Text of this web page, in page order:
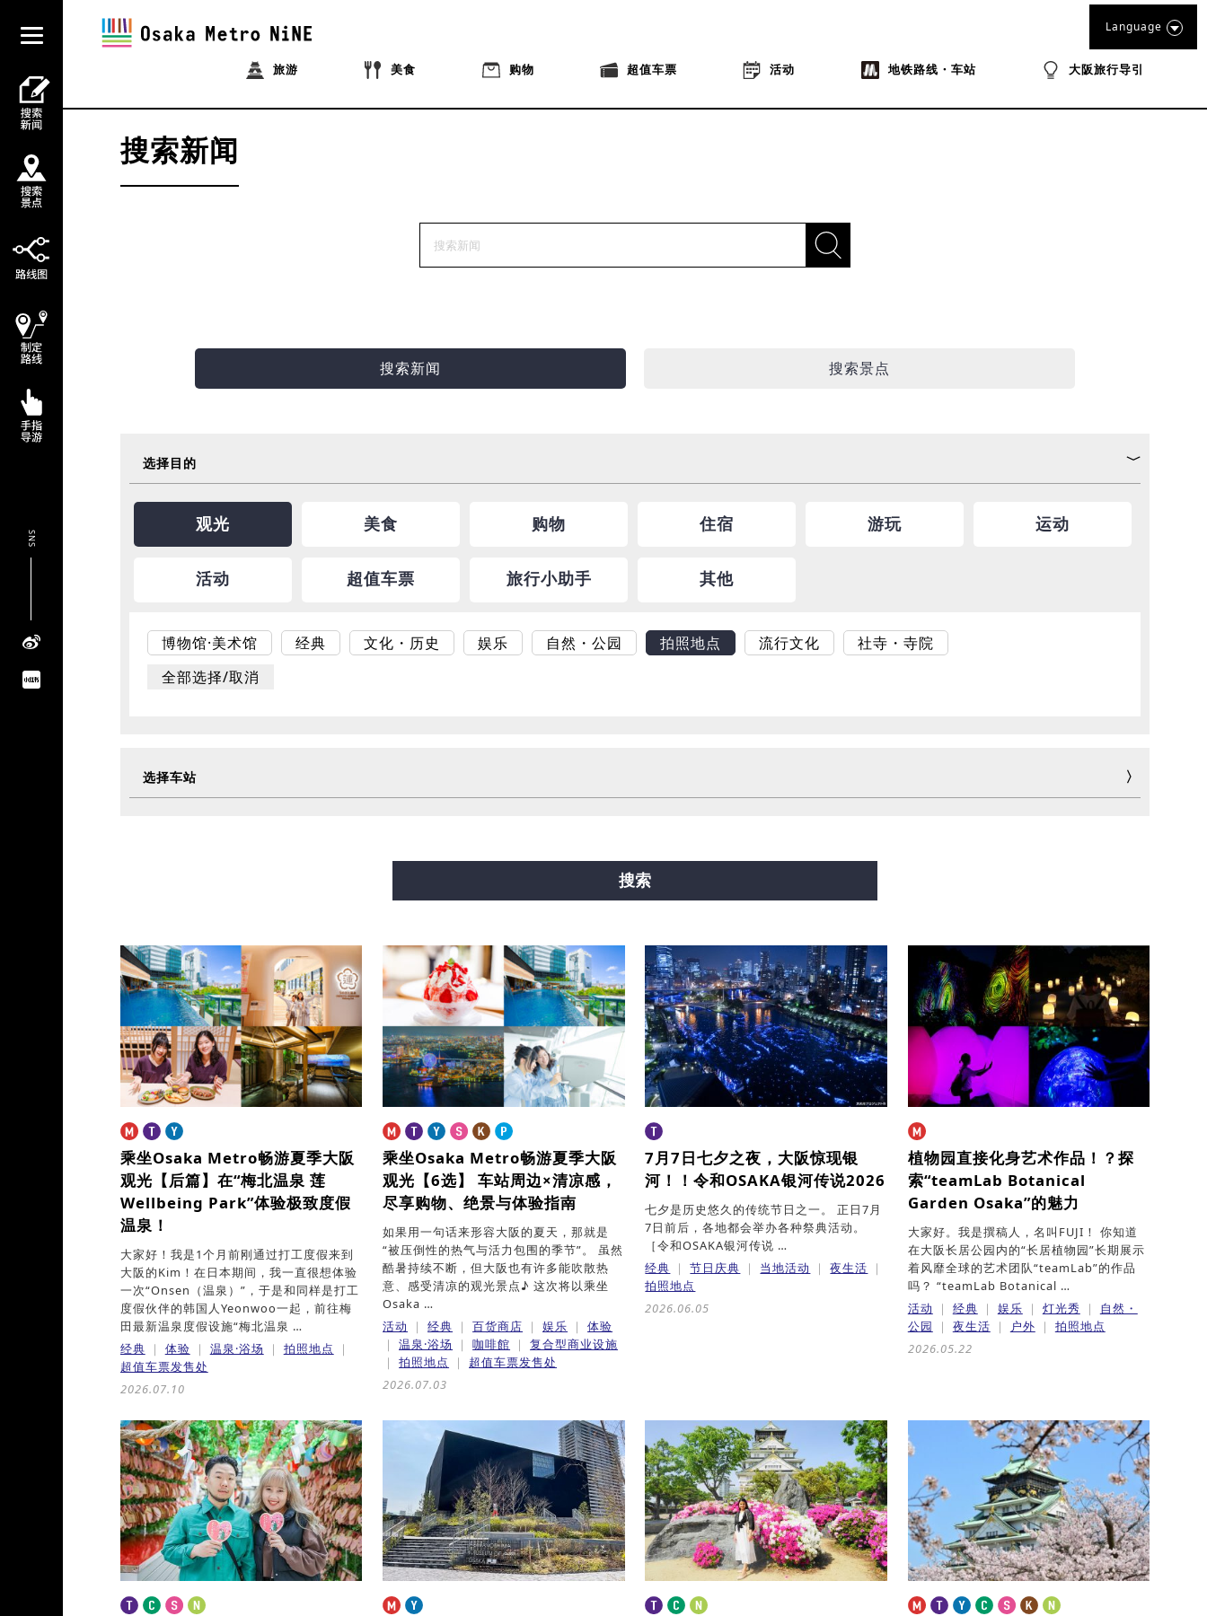
旅游 美食 购物 超值车票 活动 地铁路线・车站 大阪旅行导引
Language
SNS
搜索新闻
搜索新闻 搜索景点
选择目的
观光 美食 购物 住宿 游玩 运动
活动 超值车票 旅行小助手 其他
博物馆·美术馆 经典 文化・历史 娱乐 自然・公园 拍照地点 流行文化
社寺・寺院
全部选择/取消
选择车站
新电车
搜索
乘坐Osaka Metro畅游夏季大阪
观光【后篇】 在“梅北温泉 莲
Wellbeing Park”体验极致度假
温泉！
大家好！我是1个月前刚通过打工度假来到
大阪的Kim！在日本期间，我一直很想体验
一次“Onsen（温泉）”，于是和同样是打工
度假伙伴的韩国人Yeonwoo一起，前往梅
田最新温泉度假设施“梅北温泉 …
经典
体验 温泉·浴场
拍照地点
超值车票发售处
2026.07.10
乘坐Osaka Metro畅游夏季大阪
观光【6选】
车站周边×清凉感，
尽享购物、绝景与体验指南
如果用一句话来形容大阪的夏天，那就是
“被压倒性的热气与活力包围的季节”。 虽然
酷暑持续不断，但大阪也有许多能吹散热
意、感受清凉的观光景点♪ 这次将以乘坐
Osaka …
活动
经典 百货商店 娱乐
体验
温泉·浴场
咖啡館
复合型商业设施
拍照地点
超值车票发售处
2026.07.03
7月7日七夕之夜， 大阪惊现银
河！！令和OSAKA银河传说2026
七夕是历史悠久的传统节日之一。 正日7月
7日前后，各地都会举办各种祭典活动。
［令和OSAKA银河传说 …
经典
节日庆典 当地活动
夜生活
拍照地点
2026.06.05
植物园直接化身艺术作品！？ 探
索“teamLab Botanical
Garden Osaka”的魅力
大家好。我是撰稿人，名叫FUJI！ 你知道
在大阪长居公园内的“长居植物园”长期展示
着风靡全球的艺术团队“teamLab”的作品
吗？ “teamLab Botanical …
活动
经典 娱乐 灯光秀
自然・
公园
夜生活 户外
拍照地点
2026.05.22